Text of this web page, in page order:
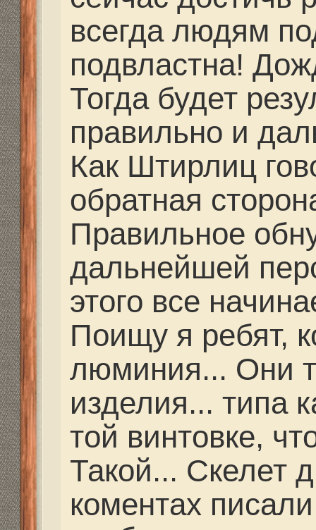
partizan писал(а):
Мастеров, которые
одноклассниках я
другие люди дали
парни тоже делают...
их телефоны...
сам... Где они
работают, я не знаю.
Заярный Алексей
91-05
Гаврилов Андрей 8-
Алан Эрнесто Че 8-
Спасибо за
разобрались.
Re: Как и где купить
Дальнобойное-
partizan » 25 фев 2021,